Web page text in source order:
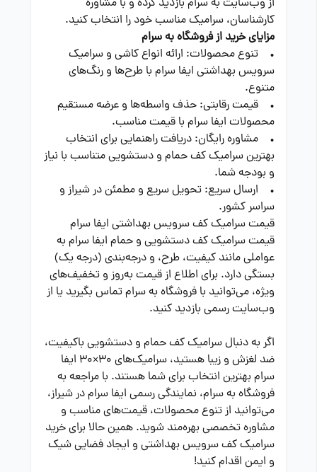
از وب‌سایت به سرام بازدید کرده و با مشاوره
کارشناسان، سرامیک مناسب خود را انتخاب کنید.
مزایای خرید از فروشگاه به سرام
• تنوع محصولات: ارائه انواع کاشی و سرامیک
سرویس بهداشتی ایفا سرام با طرح‌ها و رنگ‌های
متنوع.
• قیمت رقابتی: حذف واسطه‌ها و عرضه مستقیم
محصولات ایفا سرام با قیمت مناسب.
• مشاوره رایگان: دریافت راهنمایی برای انتخاب
بهترین سرامیک کف حمام و دستشویی متناسب با نیاز
و بودجه شما.
• ارسال سریع: تحویل سریع و مطمئن در شیراز و
سراسر کشور.
قیمت سرامیک کف سرویس بهداشتی ایفا سرام
قیمت سرامیک کف دستشویی و حمام ایفا سرام به
عواملی مانند کیفیت، طرح، و درجه‌بندی (درجه یک)
بستگی دارد. برای اطلاع از قیمت به‌روز و تخفیف‌های
ویژه، می‌توانید با فروشگاه به سرام تماس بگیرید یا از
وب‌سایت رسمی بازدید کنید.
اگر به دنبال سرامیک کف حمام و دستشویی باکیفیت،
ضد لغزش و زیبا هستید، سرامیک‌های 30×30 ایفا
سرام بهترین انتخاب برای شما هستند. با مراجعه به
فروشگاه به سرام، نمایندگی رسمی ایفا سرام در شیراز،
می‌توانید از تنوع محصولات، قیمت‌های مناسب و
مشاوره تخصصی بهره‌مند شوید. همین حالا برای خرید
سرامیک کف سرویس بهداشتی و ایجاد فضایی شیک
و ایمن اقدام کنید!